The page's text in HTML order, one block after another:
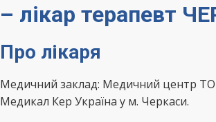
– лікар терапевт
Про лікаря
Медичний заклад: Медичний центр
Медикал Кер Україна у м. Черкаси.